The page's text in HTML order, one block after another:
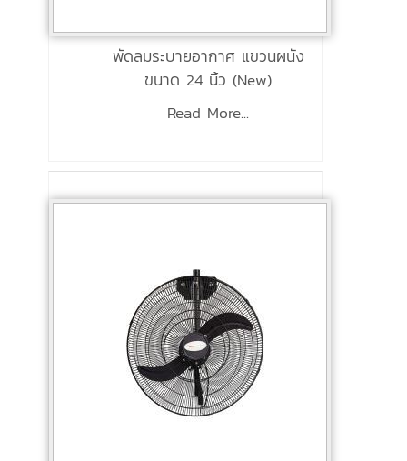
พัดลมระบายอากาศ แขวนผนัง
ขนาด 24 นิ้ว (New)
Read More...